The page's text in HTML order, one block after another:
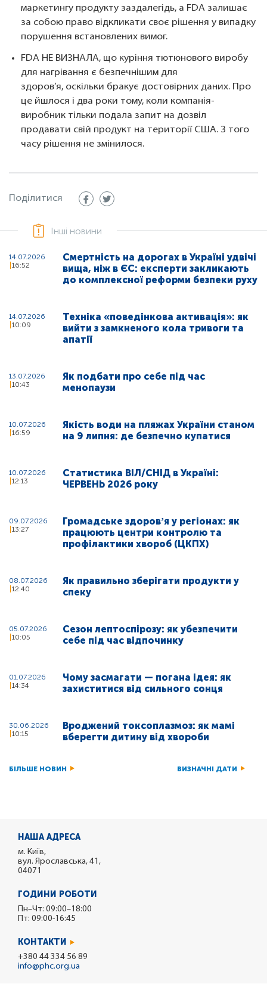
маркетингу продукту заздалегідь, а FDA залишає
за собою право відкликати своє рішення у випадку
порушення встановлених вимог.
FDA НЕ ВИЗНАЛА, що куріння тютюнового виробу
для нагрівання є безпечнішим для
здоров’я, оскільки бракує достовірних даних. Про
це йшлося і два роки тому, коли компанія-
виробник тільки подала запит на дозвіл
продавати свій продукт на території США. З того
часу рішення не змінилося.
Поділитися
Інші новини
14.07.2026
16:52
Смертність на дорогах в Україні удвічі
вища, ніж в ЄС: експерти закликають
до комплексної реформи безпеки руху
14.07.2026
10:09
Техніка «поведінкова активація»: як
вийти з замкненого кола тривоги та
апатії
13.07.2026
10:43
Як подбати про себе під час
менопаузи
10.07.2026
16:59
Якість води на пляжах України станом
на 9 липня: де безпечно купатися
10.07.2026
12:13
Статистика ВІЛ/СНІД в Україні:
ЧЕРВЕНЬ 2026 року
09.07.2026
13:27
Громадське здоровʼя у регіонах: як
працюють центри контролю та
профілактики хвороб (ЦКПХ)
08.07.2026
12:40
Як правильно зберігати продукти у
спеку
05.07.2026
10:05
Сезон лептоспірозу: як убезпечити
себе під час відпочинку
01.07.2026
14:34
Чому засмагати — погана ідея: як
захиститися від сильного сонця
30.06.2026
10:15
Вроджений токсоплазмоз: як мамі
вберегти дитину від хвороби
БІЛЬШЕ НОВИН ВИЗНАЧНІ ДАТИ
НАША АДРЕСА
м. Київ,
вул. Ярославська, 41,
04071
ГОДИНИ РОБОТИ
Пн–Чт: 09:00–18:00
Пт: 09:00-16:45
КОНТАКТИ
+380 44 334 56 89
info@phc.org.ua